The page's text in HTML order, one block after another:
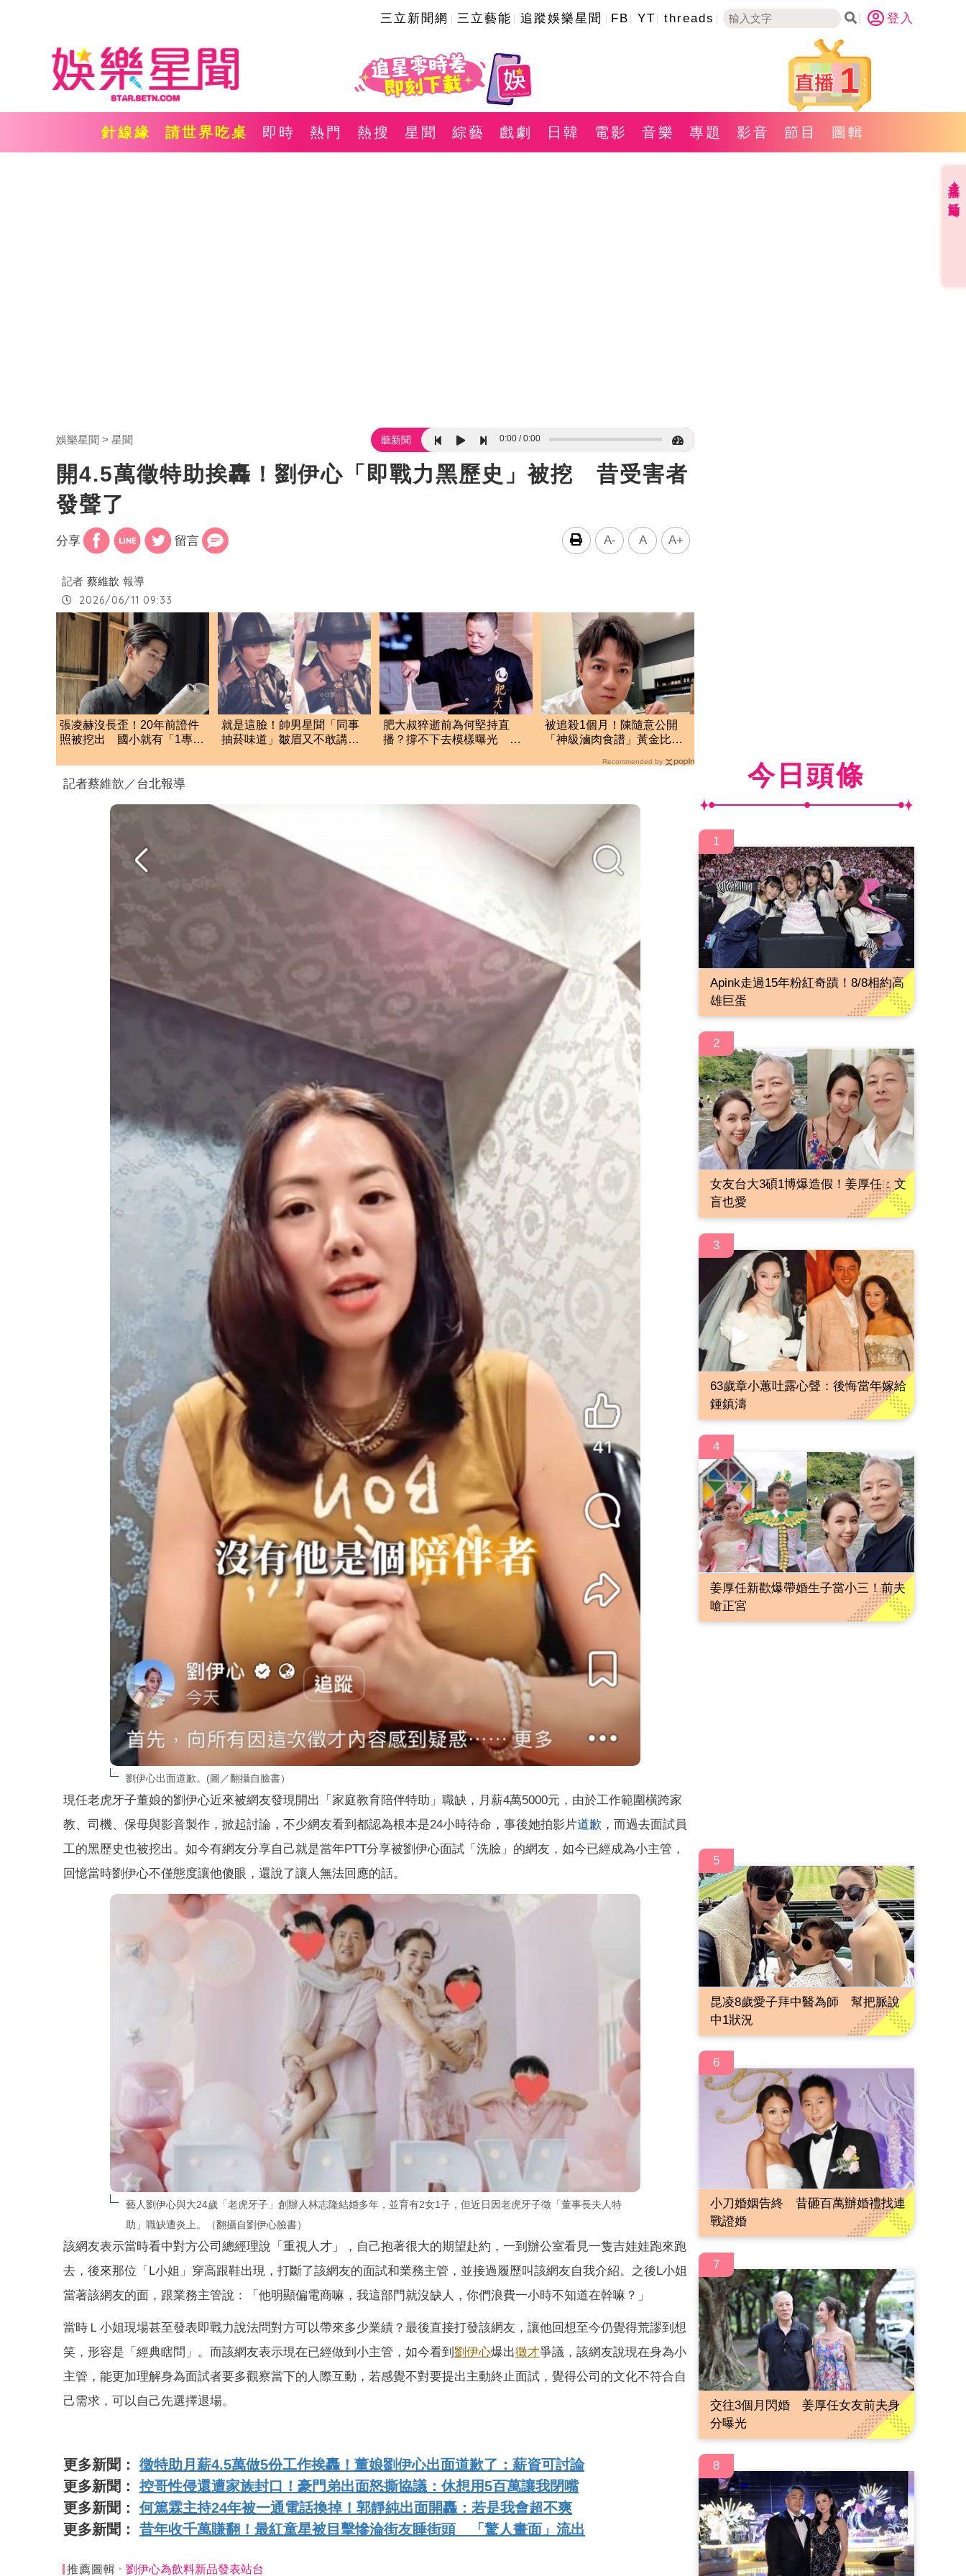
三立新聞網 三立藝能 追蹤娛樂星聞 FB YT threads 登入
1
針線緣 請世界吃桌 即時 熱門 熱搜 星聞 綜藝 戲劇 日韓 電影 音樂 專題 影音 節目 圖輯
娛樂星聞 星聞 聽新聞 0:00 0:00
開4.5萬徵特助挨轟！劉伊心「即戰力黑歷史」被挖 昔受害者
發聲了
分享 留言 A- A A+
記者 蔡維歆 報導
2026/06/11 09:33
張凌赫沒長歪！20年前證件
照被挖出 國小就有「1專業
就是這臉！帥男星聞「同事
抽菸味道」皺眉又不敢講
肥大叔猝逝前為何堅持直
播？撐不下去模樣曝光 網
被追殺1個月！陳隨意公開
「神級滷肉食譜」黃金比例
Recommended by
記者蔡維歆／台北報導
劉伊心出面道歉。(圖／翻攝自臉書）
現任老虎牙子董娘的劉伊心近來被網友發現開出「家庭教育陪伴特助」職缺，月薪4萬5000元，由於工作範圍橫跨家
教、司機、保母與影音製作，掀起討論，不少網友看到都認為根本是24小時待命，事後她拍影片道歉 ，而過去面試員
工的黑歷史也被挖出。如今有網友分享自己就是當年PTT分享被劉伊心面試「洗臉」的網友，如今已經成為小主管，
回憶當時劉伊心不僅態度讓他傻眼，還說了讓人無法回應的話。
藝人劉伊心與大24歲「老虎牙子」創辦人林志隆結婚多年，並育有2女1子，但近日因老虎牙子徵「董事長夫人特
助」職缺遭炎上。（翻攝自劉伊心臉書）
該網友表示當時看中對方公司總經理說「重視人才」，自己抱著很大的期望赴約，一到辦公室看見一隻吉娃娃跑來跑
去，後來那位「L小姐」穿高跟鞋出現，打斷了該網友的面試和業務主管，並接過履歷叫該網友自我介紹。之後L小姐
當著該網友的面，跟業務主管說：「他明顯偏電商嘛，我這部門就沒缺人，你們浪費一小時不知道在幹嘛？」
當時Ｌ小姐現場甚至發表即戰力說法問對方可以帶來多少業績？最後直接打發該網友，讓他回想至今仍覺得荒謬到想
笑，形容是「經典瞎問」。而該網友表示現在已經做到小主管，如今看到 劉伊心爆出徵才爭議，該網友說現在身為小
主管，能更加理解身為面試者要多觀察當下的人際互動，若感覺不對要提出主動終止面試，覺得公司的文化不符合自
己需求，可以自己先選擇退場。
更多新聞： 徵特助月薪4.5萬做5份工作挨轟！董娘劉伊心出面道歉了：薪資可討論
更多新聞： 控哥性侵還遭家族封口！豪門弟出面怒撕協議：休想用5百萬讓我閉嘴
更多新聞： 何篤霖主持24年被一通電話換掉！郭靜純出面開轟：若是我會超不爽
更多新聞： 昔年收千萬賺翻！最紅童星被目擊慘淪街友睡街頭 「驚人畫面」流出
推薦圖輯 劉伊心為飲料新品發表站台
今日頭條
1
Apink走過15年粉紅奇蹟！8/8相約高
雄巨蛋
2
女友台大3碩1博爆造假！姜厚任：文
盲也愛
3
63歲章小蕙吐露心聲：後悔當年嫁給
鍾鎮濤
4
姜厚任新歡爆帶婚生子當小三！前夫
嗆正宮
5
昆凌8歲愛子拜中醫為師 幫把脈說
中1狀況
6
小刀婚姻告終 昔砸百萬辦婚禮找連
戰證婚
7
交往3個月閃婚 姜厚任女友前夫身
分曝光
8
直播✦活動